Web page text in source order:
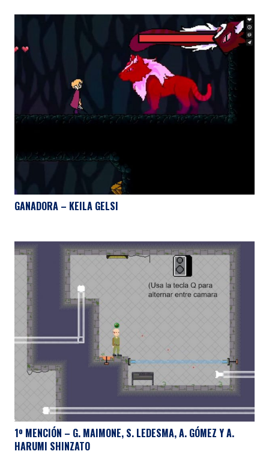
GANADORA – KEILA GELSI
1º MENCIÓN – G. MAIMONE, S. LEDESMA, A. GÓMEZ Y A.
HARUMI SHINZATO